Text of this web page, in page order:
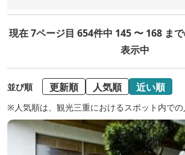
現在 7ページ目 654件中 145 〜 168 ま
表示中
並び順 更新順 人気順 近い順
※人気順は、観光三重におけるスポット内で